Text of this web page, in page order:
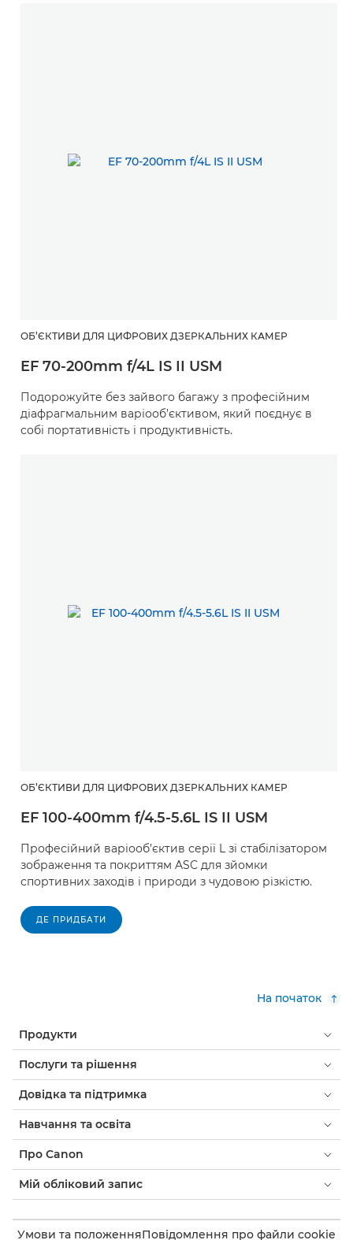
ОБ’ЄКТИВИ ДЛЯ ЦИФРОВИХ ДЗЕРКАЛЬНИХ КАМЕР
EF 70-200mm f/4L IS II USM
Подорожуйте без зайвого багажу з професійним
діафрагмальним варіооб’єктивом, який поєднує в
собі портативність і продуктивність.
ОБ’ЄКТИВИ ДЛЯ ЦИФРОВИХ ДЗЕРКАЛЬНИХ КАМЕР
EF 100-400mm f/4.5-5.6L IS II USM
Професійний варіооб’єктив серії L зі стабілізатором
зображення та покриттям ASC для зйомки
спортивних заходів і природи з чудовою різкістю.
ДЕ ПРИДБАТИ
На початок
Продукти
Послуги та рішення
Довідка та підтримка
Навчання та освіта
Про Canon
Мій обліковий запис
Умови та положенняПовідомлення про файли cookie